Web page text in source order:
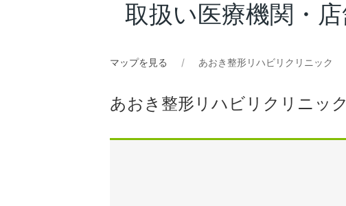
取扱い医療機関・
マップを見る あおき整形リハビリクリニック
あおき整形リハビリクリニック